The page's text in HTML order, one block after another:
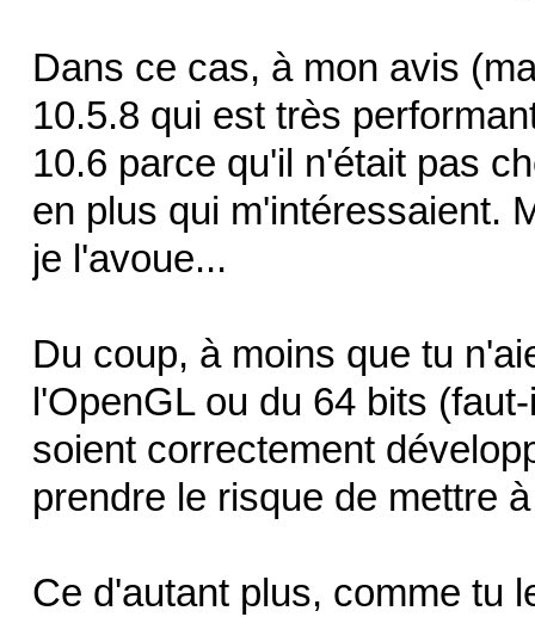
Dans ce cas, à mon avis
10.5.8 qui est très
10.6 parce qu'il n'était pas
en plus qui m'intéressaient.
je l'avoue...
Du coup, à moins que tu
l'OpenGL ou du 64 bits
soient correctement
prendre le risque de mettre
Ce d'autant plus, comme tu